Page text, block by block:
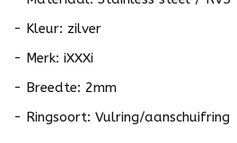
- Kleur: zilver
- Merk: iXXXi
- Breedte: 2mm
- Ringsoort: Vulring/aanschuifring